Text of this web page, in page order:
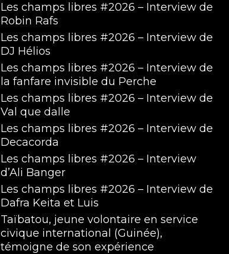
Les champs libres #2026 – Interview de
Robin Rafs
Les champs libres #2026 – Interview de
DJ Hélios
Les champs libres #2026 – Interview de
la fanfare invisible du Perche
Les champs libres #2026 – Interview de
Val que dalle
Les champs libres #2026 – Interview de
Decacorda
Les champs libres #2026 – Interview
d’Ali Banger
Les champs libres #2026 – Interview de
Dafra Keita et Luis
Taïbatou, jeune volontaire en service
civique international (Guinée),
témoigne de son expérience